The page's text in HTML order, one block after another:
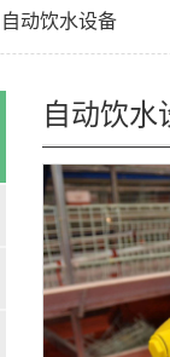
自动饮水设备
自动饮水